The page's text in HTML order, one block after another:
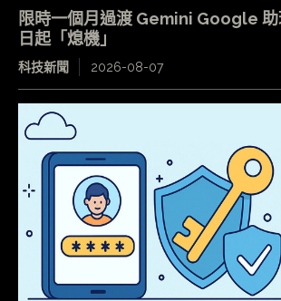
限時一個月過渡 Gemini Google 助
日起「熄機」
科技新聞 2026-08-07